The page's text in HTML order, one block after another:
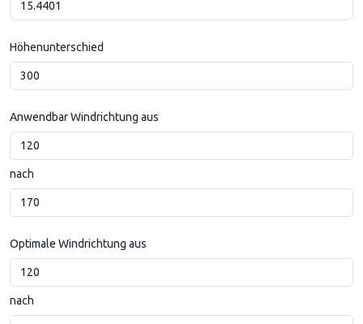
Höhenunterschied
Anwendbar Windrichtung aus
nach
Optimale Windrichtung aus
nach